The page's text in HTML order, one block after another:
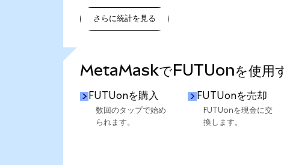
さらに統計を見る
MetaMaskでFUTUonを使用
FUTUonを購入
数回のタップで始め
られます。
FUTUonを売却
FUTUonを現金に交
換します。